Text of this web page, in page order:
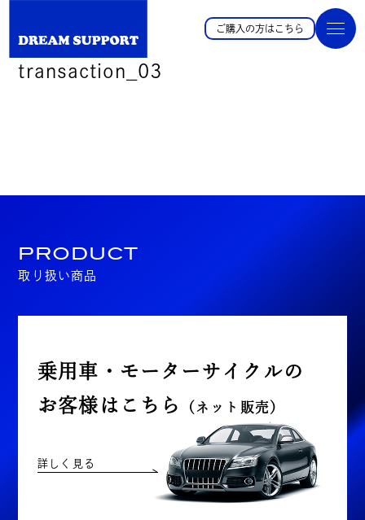
ご購入の方はこちら
transaction_03
PRODUCT
取り扱い商品
乗用車・モーターサイクルの
お客様はこちら
（ネット販売）
詳しく見る